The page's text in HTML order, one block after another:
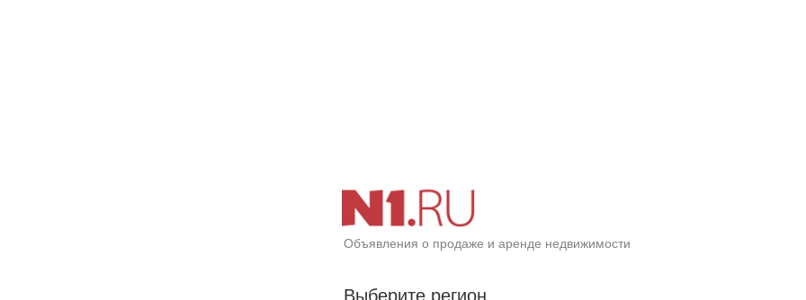
Объявления о продаже и аренде недвижимости
Выберите регион